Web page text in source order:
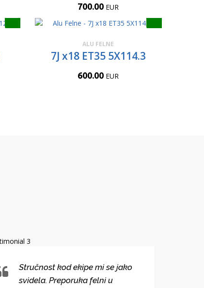
700.00 EUR
ALU FELNE
7J x18 ET35 5X114.3
600.00 EUR
Stručnost kod ekipe mi se jako
svidela. Preporuka felni u